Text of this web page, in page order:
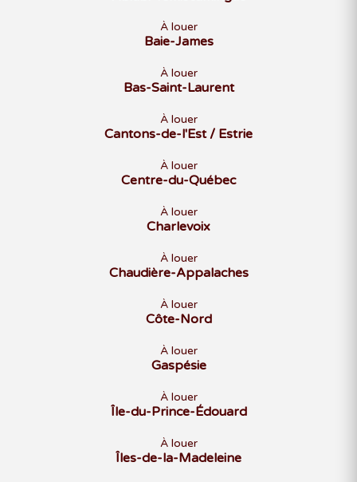
À louer
Baie-James
À louer
Bas-Saint-Laurent
À louer
Cantons-de-l'Est / Estrie
À louer
Centre-du-Québec
À louer
Charlevoix
À louer
Chaudière-Appalaches
À louer
Côte-Nord
À louer
Gaspésie
À louer
Île-du-Prince-Édouard
À louer
Îles-de-la-Madeleine